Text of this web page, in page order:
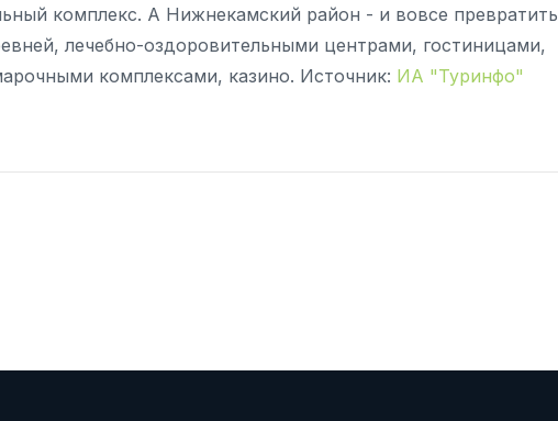
комплекс. А Нижнекамский район - и вовсе превратить
лечебно-оздоровительными центрами, гостиницами,
комплексами, казино. Источник: ИА "Туринфо"